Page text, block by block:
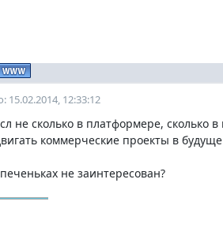
15.02.2014, 12:33:12
не сколько в платформере, сколько
коммерческие проекты в
не заинтересован?